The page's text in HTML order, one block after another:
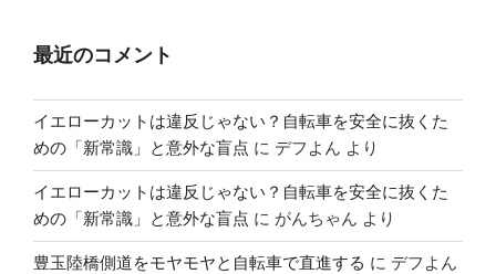
最近のコメント
イエローカットは違反じゃない？自転車を安全に抜くた
めの「新常識」と意外な盲点 に デフよん より
イエローカットは違反じゃない？自転車を安全に抜くた
めの「新常識」と意外な盲点 に がんちゃん より
豊玉陸橋側道をモヤモヤと自転車で直進する に デフよん